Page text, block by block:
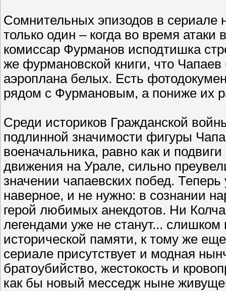
Сомнительных эпизодов в
только один – когда во время
комиссар Фурманов исподтишка
же фурмановской книги, что
аэроплана белых. Есть
рядом с Фурмановым, а пониже их
Среди историков Гражданской
подлинной значимости фигуры
военачальника, равно как и
движения на Урале, сильно
значении чапаевских побед.
наверное, и не нужно: в сознании
герой любимых анекдотов. Ни
легендами уже не станут...
исторической памяти, к тому же
сериале присутствует и модная
братоубийство, жестокость и
как бы новый месседж ныне